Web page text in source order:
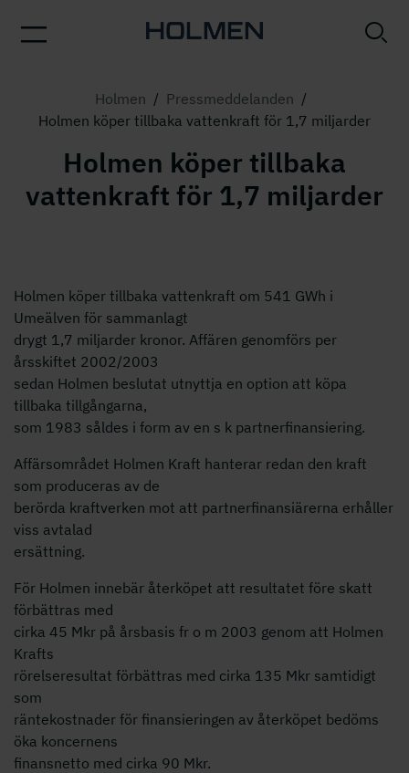
Holmen / Pressmeddelanden /
Holmen köper tillbaka vattenkraft för 1,7 miljarder
Holmen köper tillbaka
vattenkraft för 1,7 miljarder
Holmen köper tillbaka vattenkraft om 541 GWh i
Umeälven för sammanlagt
drygt 1,7 miljarder kronor. Affären genomförs per
årsskiftet 2002/2003
sedan Holmen beslutat utnyttja en option att köpa
tillbaka tillgångarna,
som 1983 såldes i form av en s k partnerfinansiering.
Affärsområdet Holmen Kraft hanterar redan den kraft
som produceras av de
berörda kraftverken mot att partnerfinansiärerna erhåller
viss avtalad
ersättning.
För Holmen innebär återköpet att resultatet före skatt
förbättras med
cirka 45 Mkr på årsbasis fr o m 2003 genom att Holmen
Krafts
rörelseresultat förbättras med cirka 135 Mkr samtidigt
som
räntekostnader för finansieringen av återköpet bedöms
öka koncernens
finansnetto med cirka 90 Mkr.